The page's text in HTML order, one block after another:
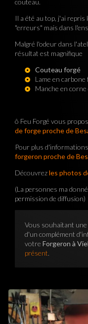
couteau.
Il a été au top, j'ai
"erreurs" mais dans
Malgré l'odeur dans
résultat est magnifique
Couteau forgé
Lame en carbone
Manche en corne
ô Feu Forgé vous
de forge proche de
Pour plus d'informations,
forgeron proche de
Découvrezles photos
(La personnes ma
permission de diffusion)
Vous souhaitant une
d'un complément
votre Forgeron à
présent.